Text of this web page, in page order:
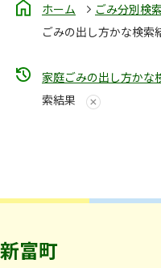
ホーム ごみ分別検索
ごみの出し方かな検索
家庭ごみの出し方かな
索結果
新富町